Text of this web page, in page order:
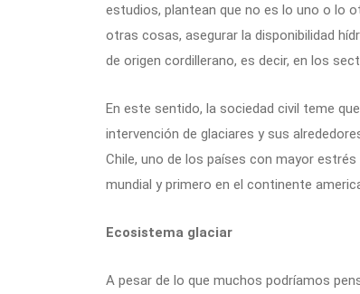
estudios, plantean que no es lo uno o lo
otras cosas, asegurar la disponibilidad
de origen cordillerano, es decir, en los
En este sentido, la sociedad civil teme
intervención de glaciares y sus
Chile, uno de los países con mayor
mundial y primero en el continente
Ecosistema glaciar
A pesar de lo que muchos podríamos